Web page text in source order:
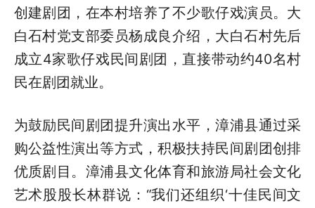
创建剧团，在本村培养了不少歌仔戏演员。大
白石村党支部委员杨成良介绍，大白石村先后
成立4家歌仔戏民间剧团，直接带动约40名村
民在剧团就业。
为鼓励民间剧团提升演出水平，漳浦县通过采
购公益性演出等方式，积极扶持民间剧团创排
优质剧目。漳浦县文化体育和旅游局社会文化
艺术股股长林群说：“我们还组织‘十佳民间文